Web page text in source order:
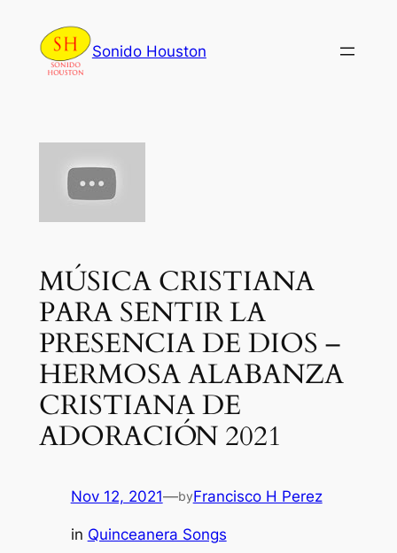
content
Sonido Houston
MÚSICA CRISTIANA
PARA SENTIR LA
PRESENCIA DE DIOS –
HERMOSA ALABANZA
CRISTIANA DE
ADORACIÓN 2021
Nov 12, 2021—byFrancisco H Perez
in Quinceanera Songs